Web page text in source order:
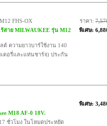
FHS-OX
สาย MILWAUKEE รุ่น M12
ต์ ความยาวบาร์ใช้งาน 140
ตอรี่และแท่นชาร์จ) ประกัน
ราคา:
พิเศษ:
M18 AF-0 18V.
ชั่วโมง ในโหมดประหยัด
พิเศษ: